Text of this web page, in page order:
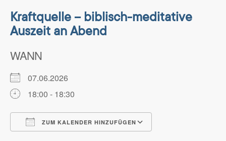
Kraftquelle – biblisch-meditative
Auszeit an Abend
WANN
07.06.2026
18:00 - 18:30
ZUM KALENDER HINZUFÜGEN